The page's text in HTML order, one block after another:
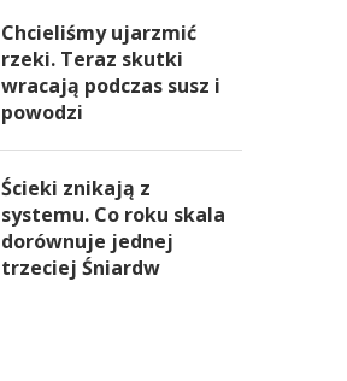
Chcieliśmy ujarzmić
rzeki. Teraz skutki
wracają podczas susz i
powodzi
Ścieki znikają z
systemu. Co roku skala
dorównuje jednej
trzeciej Śniardw